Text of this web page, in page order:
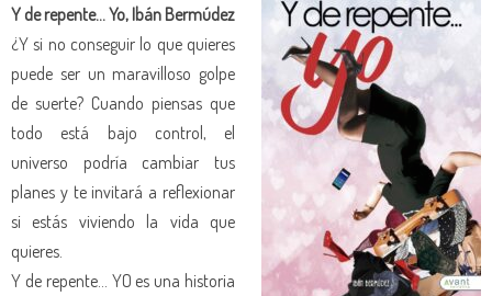
Y de repente… Yo, Ibán Bermúdez
¿Y si no conseguir lo que quieres
puede ser un maravilloso golpe
de suerte? Cuando piensas que
todo está bajo control, el
universo podría cambiar tus
planes y te invitará a reflexionar
si estás viviendo la vida que
quieres.
Y de repente… YO es una historia